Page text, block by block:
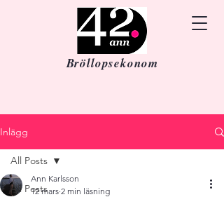
Bröllopsekonom
Inlägg
All Posts
All Posts
Ann Karlsson
12 mars 2 min läsning